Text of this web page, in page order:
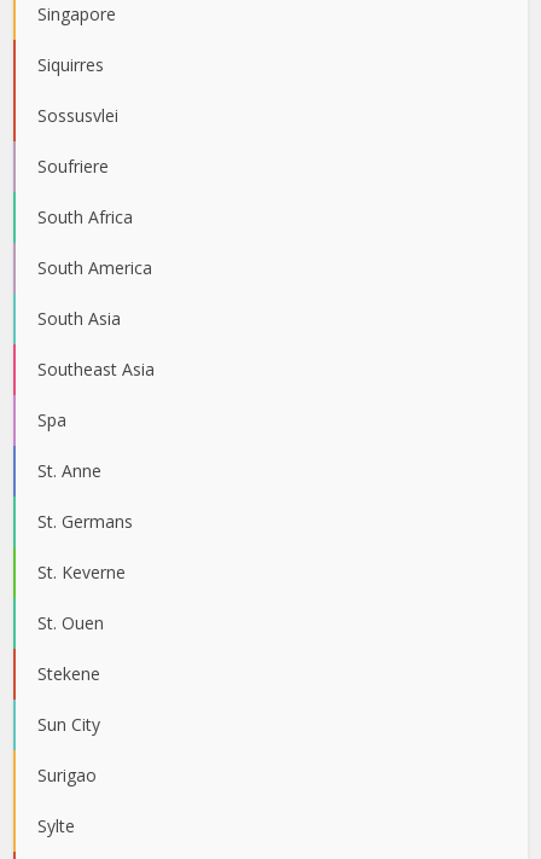
Singapore
Siquirres
Sossusvlei
Soufriere
South Africa
South America
South Asia
Southeast Asia
Spa
St. Anne
St. Germans
St. Keverne
St. Ouen
Stekene
Sun City
Surigao
Sylte